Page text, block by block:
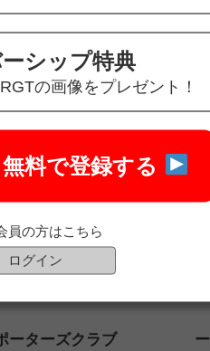
ーターズクラブ
シップ特典
の画像をプレゼント！
無料で登録する
員の方はこちら
ログイン